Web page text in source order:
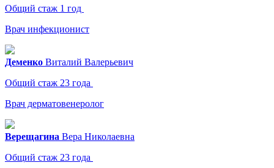
Общий стаж 1 год
Врач инфекционист
Деменко Виталий Валерьевич
Общий стаж 23 года
Врач дерматовенеролог
Верещагина Вера Николаевна
Общий стаж 23 года